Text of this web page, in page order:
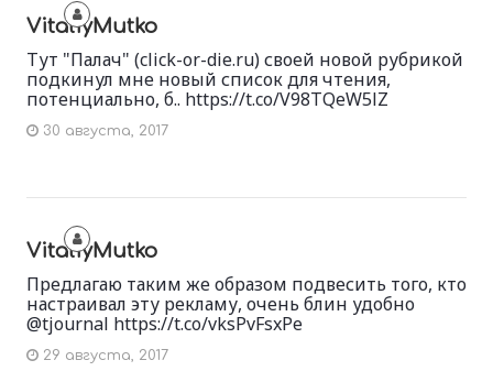
VitaliyMutko
Тут "Палач" (click-or-die.ru) своей новой рубрикой
подкинул мне новый список для чтения,
потенциально, б.. https://t.co/V98TQeW5lZ
30 августа, 2017
VitaliyMutko
Предлагаю таким же образом подвесить того, кто
настраивал эту рекламу, очень блин удобно
@tjournal https://t.co/vksPvFsxPe
29 августа, 2017